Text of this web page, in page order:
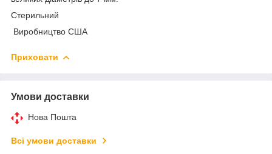
Стерильний
Виробництво США
Приховати
Умови доставки
Нова Пошта
Всі умови доставки